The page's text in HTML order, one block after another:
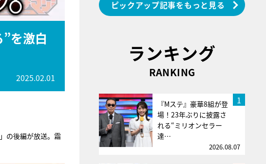
を激白
2025.02.01
の後編が放送。霜
ピックアップ記事をもっと見る
ランキング
RANKING
1
『Mステ』豪華8組が登
場！23年ぶりに披露さ
れる“ミリオンセラー
達…
2026.08.07